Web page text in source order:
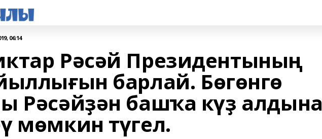
06:14
Рәсәй Президентының
барлай. Бөгөнгө
Рәсәйҙән башҡа күҙ алдына
мөмкин түгел.